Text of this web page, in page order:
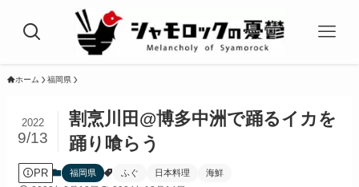
ホーム 福岡県
割烹川田@博多中洲で踊るイカを
踊り喰らう
2022
9/13
PR 福岡県 ふぐ 日本料理 海鮮